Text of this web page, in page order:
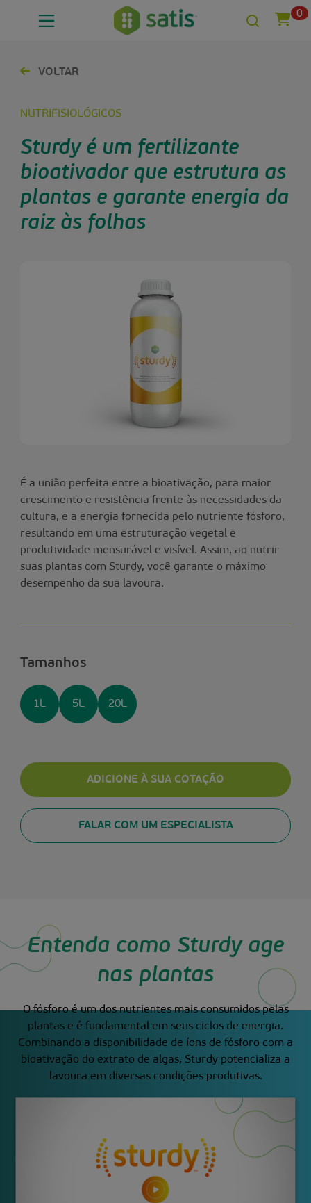
0
VOLTAR
NUTRIFISIOLÓGICOS
Sturdy é um fertilizante
bioativador que estrutura as
plantas e garante energia da
raiz às folhas
É a união perfeita entre a bioativação, para maior
crescimento e resistência frente às necessidades da
cultura, e a energia fornecida pelo nutriente fósforo,
resultando em uma estruturação vegetal e
produtividade mensurável e visível. Assim, ao nutrir
suas plantas com Sturdy, você garante o máximo
desempenho da sua lavoura.
Tamanhos
1L 5L 20L
ADICIONE À SUA COTAÇÃO
FALAR COM UM ESPECIALISTA
Entenda como Sturdy age
nas plantas
O fósforo é um dos nutrientes mais consumidos pelas
plantas e é fundamental em seus ciclos de energia.
Combinando a disponibilidade de íons de fósforo com a
bioativação do extrato de algas, Sturdy potencializa a
lavoura em diversas condições produtivas.